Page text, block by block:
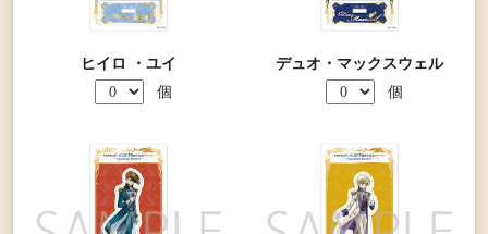
ヒイロ ・ユイ
個
デュオ・マックスウェル
個